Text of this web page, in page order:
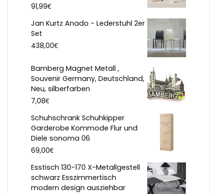
91,99€
Jan Kurtz Anado - Lederstuhl 2er
Set
438,00€
Bamberg Magnet Metall ,
Souvenir Germany, Deutschland,
Neu, silberfarben
7,08€
Schuhschrank Schuhkipper
Garderobe Kommode Flur und
Diele sonoma 06
69,00€
Esstisch 130-170 X-Metallgestell
schwarz Esszimmertisch
modern design ausziehbar